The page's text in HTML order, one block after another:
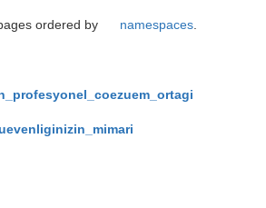
ordered by namespaces.